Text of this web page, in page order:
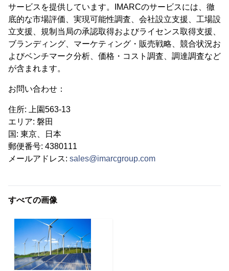
サービスを提供しています。IMARCのサービスには、徹
底的な市場評価、実現可能性調査、会社設立支援、工場設
立支援、規制当局の承認取得およびライセンス取得支援、
ブランディング、マーケティング・販売戦略、競合状況お
よびベンチマーク分析、価格・コスト調査、調達調査など
が含まれます。
お問い合わせ：
住所: 上園563-13
エリア: 磐田
国: 東京、日本
郵便番号: 4380111
メールアドレス: sales@imarcgroup.com
すべての画像